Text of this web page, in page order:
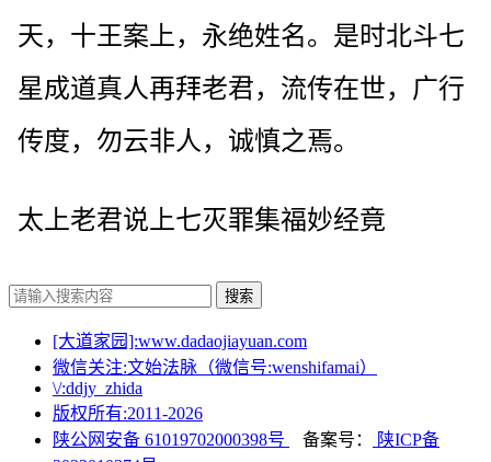
天，十王案上，永绝姓名。是时北斗七
星成道真人再拜老君，流传在世，广行
传度，勿云非人，诚慎之焉。
太上老君说上七灭罪集福妙经竟
搜索
[大道家园]:www.dadaojiayuan.com
微信关注:文始法脉（微信号:wenshifamai）
\/:ddjy_zhida
版权所有:2011-2026
陕公网安备 61019702000398号
备案号：
陕ICP备